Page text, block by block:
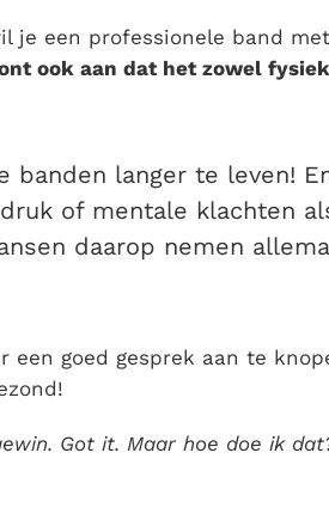
je een professionele band met
ook aan dat het zowel
banden langer te leven!
of mentale klachten
daarop nemen
een goed gesprek aan te
Got it. Maar hoe doe ik